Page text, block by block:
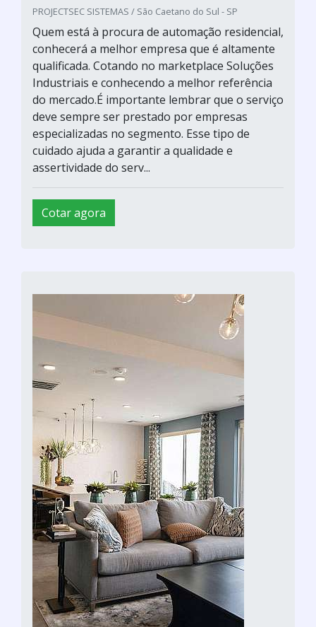
PROJECTSEC SISTEMAS / São Caetano do Sul - SP
Quem está à procura de automação residencial,
conhecerá a melhor empresa que é altamente
qualificada. Cotando no marketplace Soluções
Industriais e conhecendo a melhor referência
do mercado.É importante lembrar que o serviço
deve sempre ser prestado por empresas
especializadas no segmento. Esse tipo de
cuidado ajuda a garantir a qualidade e
assertividade do serv...
Cotar agora